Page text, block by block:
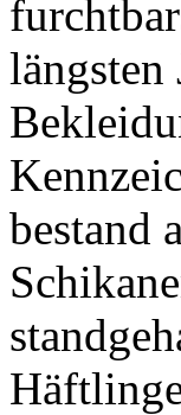
längsten
bestand